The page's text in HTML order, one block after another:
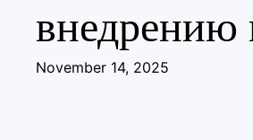
внедрению
November 14, 2025